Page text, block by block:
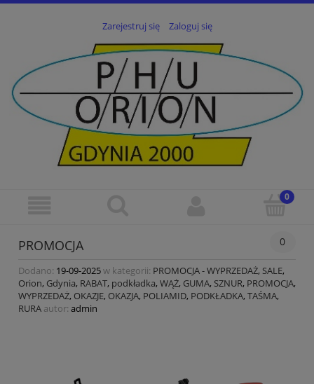
Zarejestruj się Zaloguj się
PROMOCJA 0
Dodano: 19-09-2025w kategorii: PROMOCJA - WYPRZEDAŻ, SALE,
Orion, Gdynia, RABAT, podkładka, WĄŻ, GUMA, SZNUR, PROMOCJA,
WYPRZEDAŻ, OKAZJE, OKAZJA, POLIAMID, PODKŁADKA, TAŚMA,
RURA autor: admin